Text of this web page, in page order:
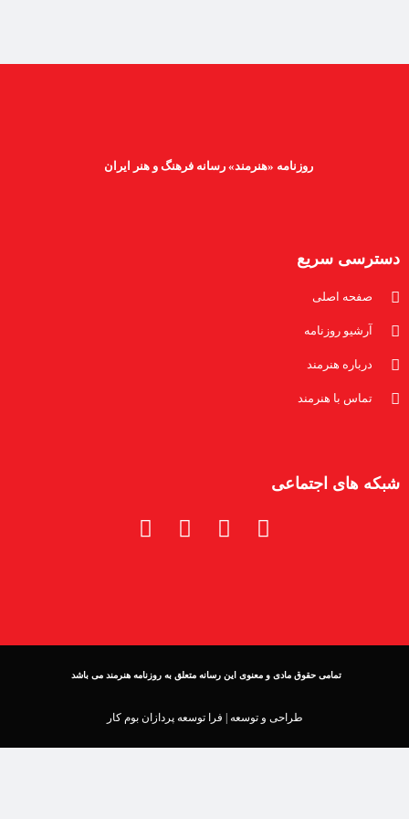
روزنامه «هنرمند» رسانه فرهنگ و هنر ایران
دسترسی سریع
صفحه اصلی
آرشیو روزنامه
درباره هنرمند
تماس با هنرمند
شبکه های اجتماعی
تمامی حقوق مادی و معنوی این رسانه متعلق به روزنامه هنرمند می باشد
طراحی و توسعه | فرا توسعه پردازان بوم کار